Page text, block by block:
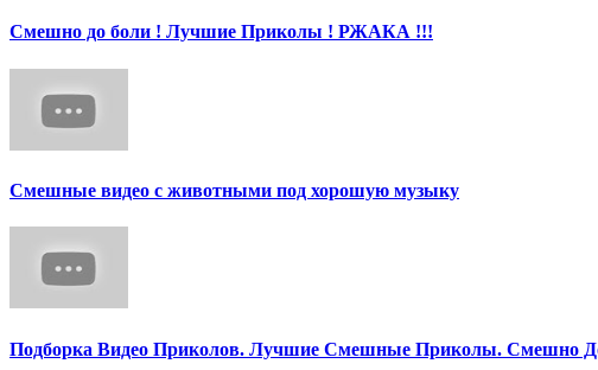
Смешно до боли ! Лучшие Приколы ! РЖАКА !!!
Смешные видео с животными под хорошую музыку
Подборка Видео Приколов. Лучшие Смешные Приколы. Смешно